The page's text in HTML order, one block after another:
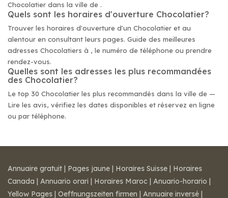
Chocolatier dans la ville de .
Quels sont les horaires d'ouverture Chocolatier?
Trouver les horaires d'ouverture d'un Chocolatier et au
alentour en consultant leurs pages. Guide des meilleures
adresses Chocolatiers à , le numéro de téléphone ou prendre
rendez-vous.
Quelles sont les adresses les plus recommandées
des Chocolatier?
Le top 30 Chocolatier les plus recommandés dans la ville de —
Lire les avis, vérifiez les dates disponibles et réservez en ligne
ou par téléphone.
Annuaire gratuit | Pages jaune | Horaires Suisse | Horaires
Canada | Annuario orari | Horaires Maroc | Anuario-horario |
Yellow Pages | Oeffnungszeiten firmen | Annuaire inversé |